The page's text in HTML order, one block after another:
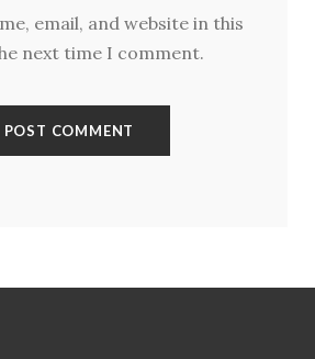
email, and website in this
next time I comment.